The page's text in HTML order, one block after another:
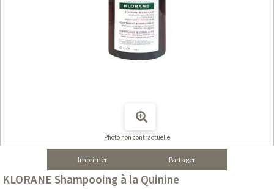
Photo non contractuelle
Imprimer Partager
KLORANE Shampooing à la Quinine